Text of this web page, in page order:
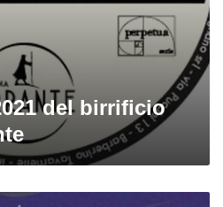
del birrificio